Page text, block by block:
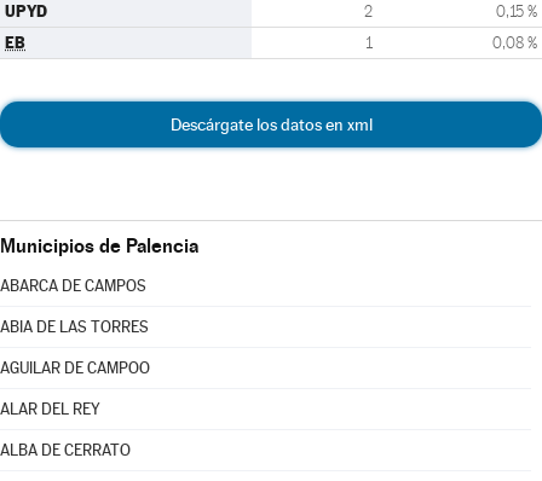
UPYD 2 0,15 %
EB 1 0,08 %
Descárgate los datos en xml
Municipios de Palencia
ABARCA DE CAMPOS
ABIA DE LAS TORRES
AGUILAR DE CAMPOO
ALAR DEL REY
ALBA DE CERRATO